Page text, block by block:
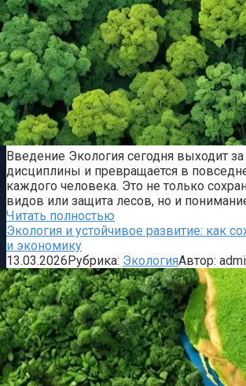
Введение Экология сегодня выходит
дисциплины и превращается в
каждого человека. Это не только
видов или защита лесов, но и
Читать полностью
Экология и устойчивое развитие: как
и экономику
13.03.2026Рубрика: ЭкологияАвтор: